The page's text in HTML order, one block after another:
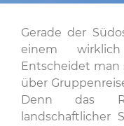
Gerade der
einem
Entscheidet man
über
Denn das
landschaftlicher